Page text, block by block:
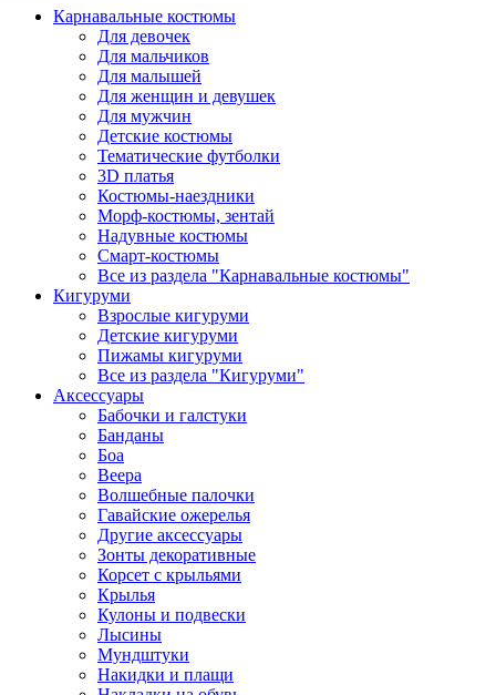
Карнавальные костюмы
Для девочек
Для мальчиков
Для малышей
Для женщин и девушек
Для мужчин
Детские костюмы
Тематические футболки
3D платья
Костюмы-наездники
Морф-костюмы, зентай
Надувные костюмы
Смарт-костюмы
Все из раздела "Карнавальные костюмы"
Кигуруми
Взрослые кигуруми
Детские кигуруми
Пижамы кигуруми
Все из раздела "Кигуруми"
Аксессуары
Бабочки и галстуки
Банданы
Боа
Веера
Волшебные палочки
Гавайские ожерелья
Другие аксессуары
Зонты декоративные
Корсет с крыльями
Крылья
Кулоны и подвески
Лысины
Мундштуки
Накидки и плащи